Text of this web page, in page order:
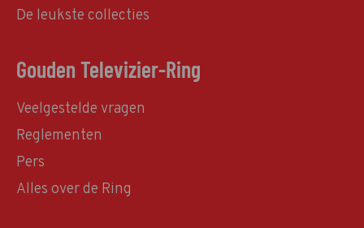
De leukste collecties
Gouden Televizier-Ring
Veelgestelde vragen
Reglementen
Pers
Alles over de Ring